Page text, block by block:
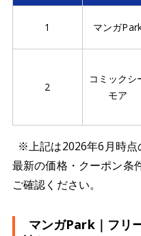
1 マンガ
2
コミックシ
モア
※上記は2026年6月時点
最新の価格・クーポン条
ご確認ください。
マンガPark｜フリ